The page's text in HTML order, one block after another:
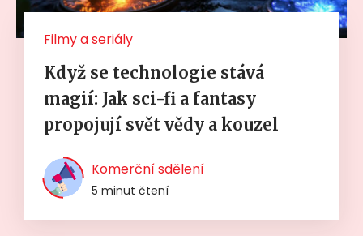
Filmy a seriály
Když se technologie stává
magií: Jak sci-fi a fantasy
propojují svět vědy a kouzel
Komerční sdělení
5 minut čtení